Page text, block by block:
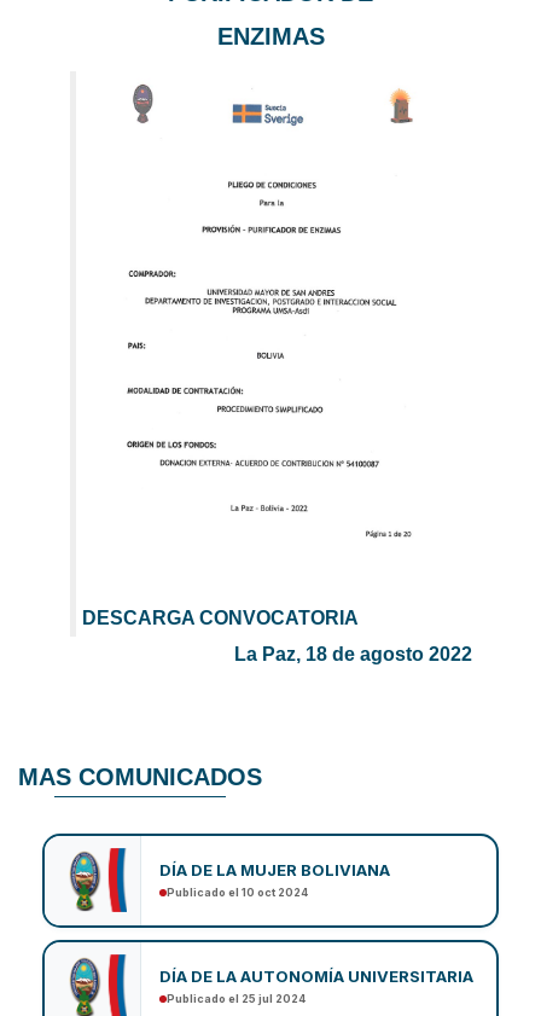
ENZIMAS
DESCARGA CONVOCATORIA
La Paz, 18 de agosto 2022
MAS COMUNICADOS
DÍA DE LA MUJER BOLIVIANA
Publicado el 10 oct 2024
DÍA DE LA AUTONOMÍA UNIVERSITARIA
Publicado el 25 jul 2024